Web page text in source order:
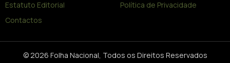
Estatuto Editorial
Contactos
Política de Privacidade
© 2026 Folha Nacional, Todos os Direitos Reservados